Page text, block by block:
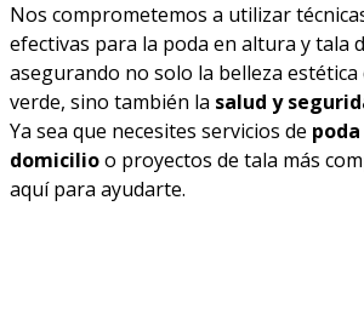
Nos comprometemos a utilizar
efectivas para la poda en altura y tala
asegurando no solo la belleza estética
verde, sino también la salud y
Ya sea que necesites servicios de
domicilioo proyectos de tala más
aquí para ayudarte.